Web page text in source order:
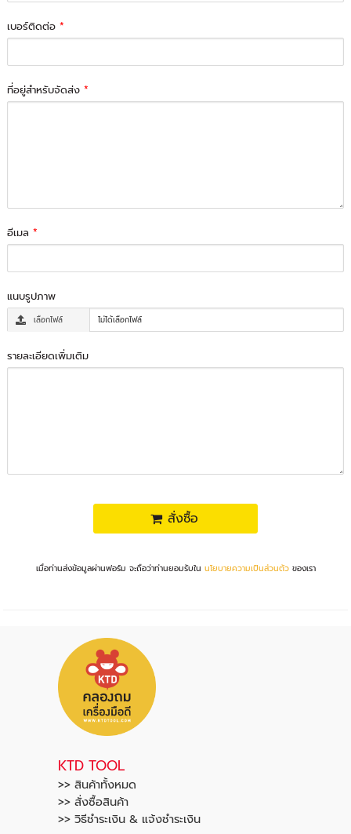
เบอร์ติดต่อ*
ที่อยู่สำหรับจัดส่ง*
อีเมล*
แนบรูปภาพ
เลือกไฟล์ ไม่ได้เลือกไฟล์
รายละเอียดเพิ่มเติม
สั่งซื้อ
เมื่อท่านส่งข้อมูลผ่านฟอร์ม จะถือว่าท่านยอมรับใน นโยบายความเป็นส่วนตัวของเรา
KTD TOOL
>> สินค้าทั้งหมด
>> สั่งซื้อสินค้า
>> วิธีชำระเงิน & แจ้งชำระเงิน